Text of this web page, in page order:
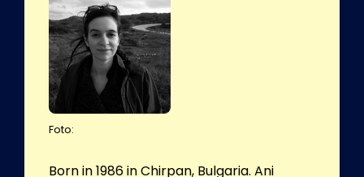
Foto:
Born in 1986 in Chirpan, Bulgaria. Ani